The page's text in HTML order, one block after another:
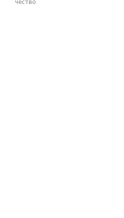
чест­во